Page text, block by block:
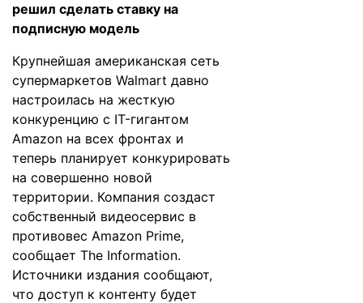
решил сделать ставку на
подписную модель
Крупнейшая американская сеть
супермаркетов Walmart давно
настроилась на жесткую
конкуренцию с IT-гигантом
Amazon на всех фронтах и
теперь планирует конкурировать
на совершенно новой
территории. Компания создаст
собственный видеосервис в
противовес Amazon Prime,
сообщает The Information.
Источники издания сообщают,
что доступ к контенту будет